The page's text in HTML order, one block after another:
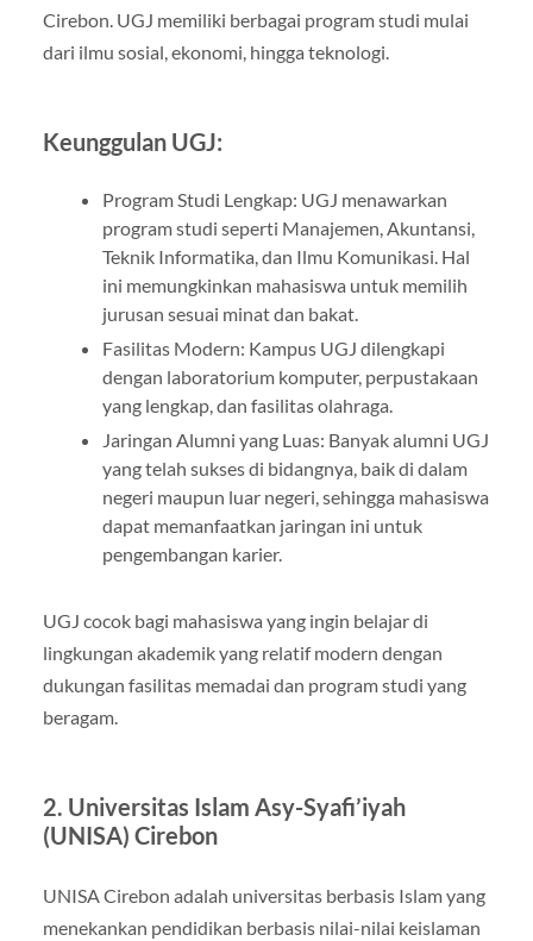
Cirebon. UGJ memiliki berbagai program studi mulai
dari ilmu sosial, ekonomi, hingga teknologi.
Keunggulan UGJ:
Program Studi Lengkap: UGJ menawarkan
program studi seperti Manajemen, Akuntansi,
Teknik Informatika, dan Ilmu Komunikasi. Hal
ini memungkinkan mahasiswa untuk memilih
jurusan sesuai minat dan bakat.
Fasilitas Modern: Kampus UGJ dilengkapi
dengan laboratorium komputer, perpustakaan
yang lengkap, dan fasilitas olahraga.
Jaringan Alumni yang Luas: Banyak alumni UGJ
yang telah sukses di bidangnya, baik di dalam
negeri maupun luar negeri, sehingga mahasiswa
dapat memanfaatkan jaringan ini untuk
pengembangan karier.
UGJ cocok bagi mahasiswa yang ingin belajar di
lingkungan akademik yang relatif modern dengan
dukungan fasilitas memadai dan program studi yang
beragam.
2. Universitas Islam Asy-Syafi’iyah
(UNISA) Cirebon
UNISA Cirebon adalah universitas berbasis Islam yang
menekankan pendidikan berbasis nilai-nilai keislaman